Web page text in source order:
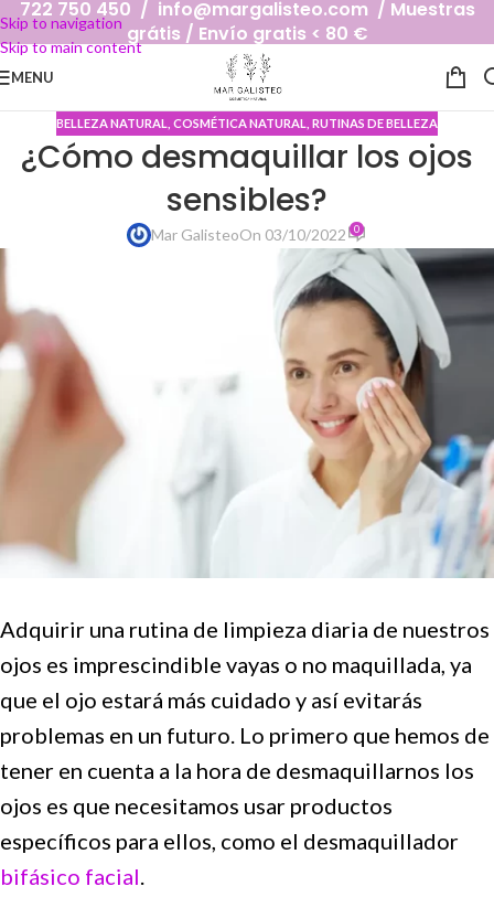
Skip to navigation
Skip to main content
722 750 450 / info@margalisteo.com / Muestras
grátis / Envío gratis < 80 €
MENU
BELLEZA NATURAL COSMÉTICA NATURAL RUTINAS DE BELLEZA
¿Cómo desmaquillar los ojos
sensibles?
Mar GalisteoOn 03/10/2022 0
Adquirir una rutina de limpieza diaria de nuestros
ojos es imprescindible vayas o no maquillada, ya
que el ojo estará más cuidado y así evitarás
problemas en un futuro. Lo primero que hemos de
tener en cuenta a la hora de desmaquillarnos los
ojos es que necesitamos usar productos
específicos para ellos, como el desmaquillador
bifásico facial